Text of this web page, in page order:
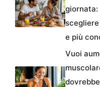
giornata:
e più
Vuoi